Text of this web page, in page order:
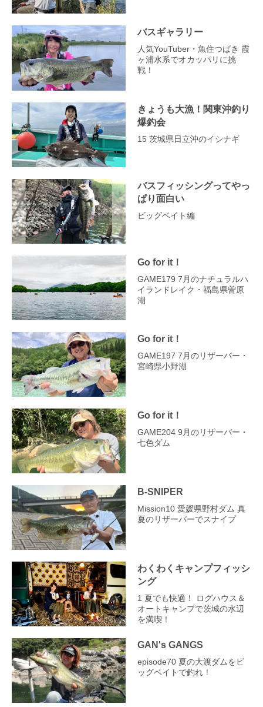
バスギャラリー
人気YouTuber・魚住つばき 霞
ヶ浦水系でオカッパリに挑
戦！
きょうも大漁！関東沖釣り
爆釣会
15 茨城県日立沖のイシナギ
バスフィッシングってやっ
ぱり面白い
ビッグベイト編
Go for it！
GAME179 7月のナチュラルハ
イランドレイク・福島県曽原
湖
Go for it！
GAME197 7月のリザーバー・
宮崎県小野湖
Go for it！
GAME204 9月のリザーバー・
七色ダム
B-SNIPER
Mission10 愛媛県野村ダム 真
夏のリザーバーでスナイプ
わくわくキャンプフィッシ
ング
1 夏でも快適！ ログハウス＆
オートキャンプで茨城の水辺
を満喫！
GAN's GANGS
episode70 夏の大渡ダムをビ
ッグベイトで釣れ！